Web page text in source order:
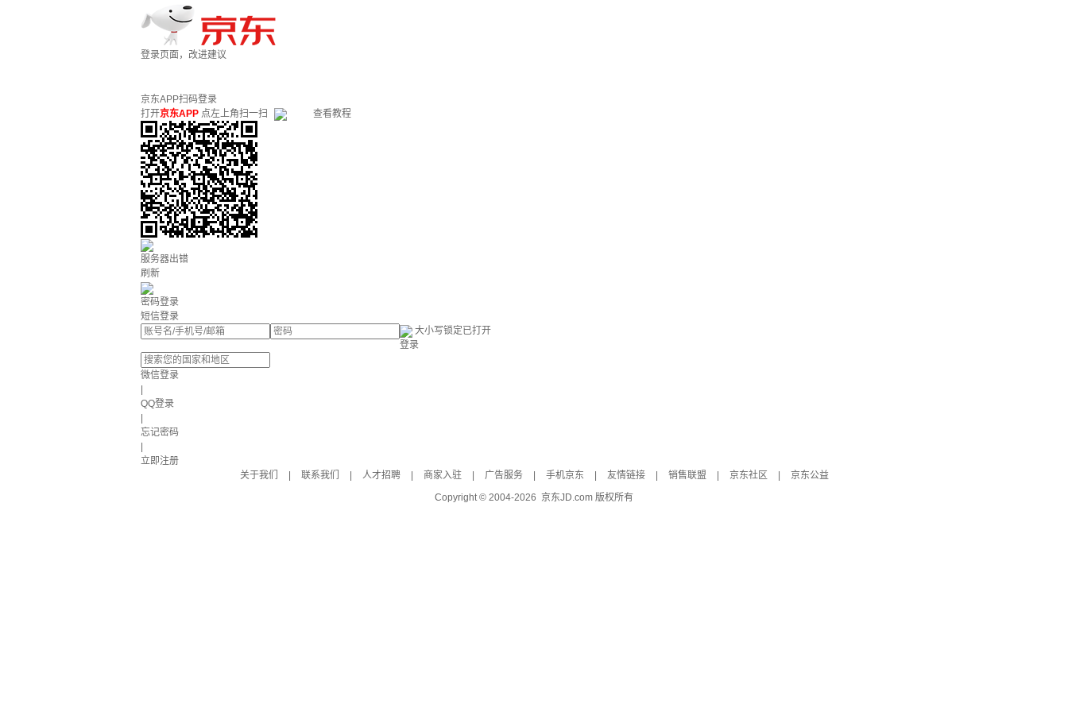
登录页面，改进建议
京东APP扫码登录
打开京东APP 点左上角扫一扫 查看教程
服务器出错
刷新
密码登录
短信登录
大小写锁定已打开
登录
微信登录
QQ登录
忘记密码
立即注册
关于我们
联系我们 人才招聘 商家入驻 广告服务 手机京东 友情链接 销售联盟 京东社区
京东公益
Copyright © 2004-2026 京东JD.com 版权所有